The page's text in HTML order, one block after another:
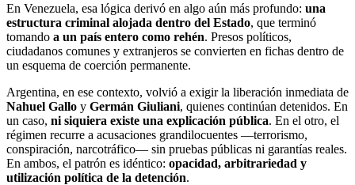
En Venezuela, esa lógica derivó en algo aún más profundo: una
estructura criminal alojada dentro del Estado, que terminó
tomando a un país entero como rehén. Presos políticos,
ciudadanos comunes y extranjeros se convierten en fichas dentro de
un esquema de coerción permanente.
Argentina, en ese contexto, volvió a exigir la liberación inmediata de
Nahuel Gallo y Germán Giuliani, quienes continúan detenidos. En
un caso, ni siquiera existe una explicación pública. En el otro, el
régimen recurre a acusaciones grandilocuentes —terrorismo,
conspiración, narcotráfico— sin pruebas públicas ni garantías reales.
En ambos, el patrón es idéntico: opacidad, arbitrariedad y
utilización política de la detención.